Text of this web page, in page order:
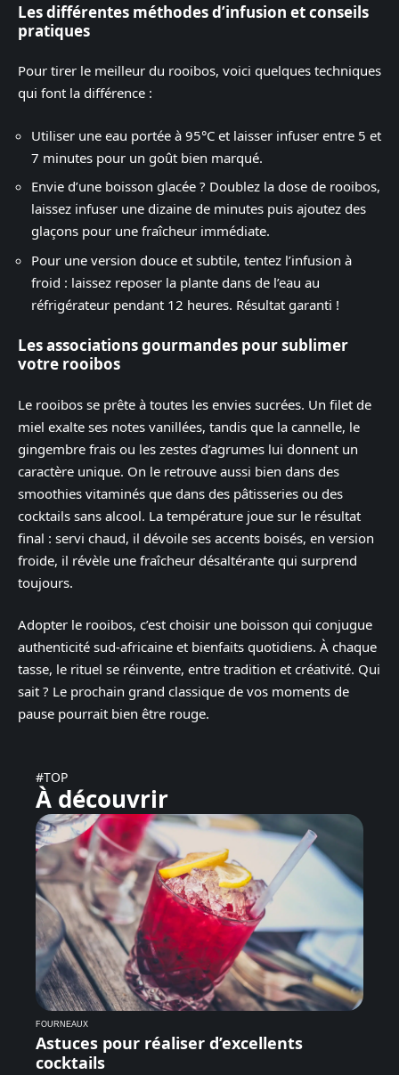
Les différentes méthodes d’infusion et conseils
pratiques
Pour tirer le meilleur du rooibos, voici quelques techniques
qui font la différence :
Utiliser une eau portée à 95°C et laisser infuser entre 5 et
7 minutes pour un goût bien marqué.
Envie d’une boisson glacée ? Doublez la dose de rooibos,
laissez infuser une dizaine de minutes puis ajoutez des
glaçons pour une fraîcheur immédiate.
Pour une version douce et subtile, tentez l’infusion à
froid : laissez reposer la plante dans de l’eau au
réfrigérateur pendant 12 heures. Résultat garanti !
Les associations gourmandes pour sublimer
votre rooibos
Le rooibos se prête à toutes les envies sucrées. Un filet de
miel exalte ses notes vanillées, tandis que la cannelle, le
gingembre frais ou les zestes d’agrumes lui donnent un
caractère unique. On le retrouve aussi bien dans des
smoothies vitaminés que dans des pâtisseries ou des
cocktails sans alcool. La température joue sur le résultat
final : servi chaud, il dévoile ses accents boisés, en version
froide, il révèle une fraîcheur désaltérante qui surprend
toujours.
Adopter le rooibos, c’est choisir une boisson qui conjugue
authenticité sud-africaine et bienfaits quotidiens. À chaque
tasse, le rituel se réinvente, entre tradition et créativité. Qui
sait ? Le prochain grand classique de vos moments de
pause pourrait bien être rouge.
#TOP
À découvrir
FOURNEAUX
Astuces pour réaliser d’excellents
cocktails